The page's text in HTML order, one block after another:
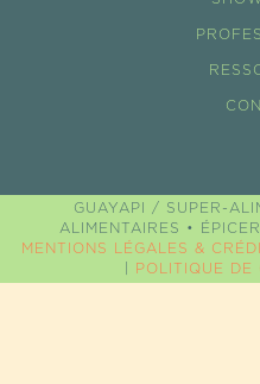
GUAYAPI / SUPER-
ALIMENTAIRES •
MENTIONS LÉGALES &
POLITIQUE DE